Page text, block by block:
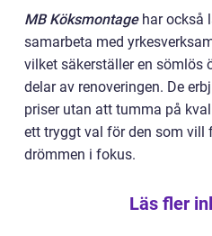
MB Köksmontagehar också
samarbeta med
vilket säkerställer en sömlös
delar av renoveringen. De
priser utan att tumma på
ett tryggt val för den som vill
drömmen i fokus.
Läs fler